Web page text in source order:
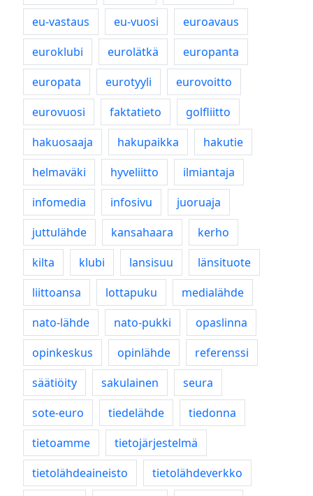
eu-vastaus
eu-vuosi
euroavaus
euroklubi
eurolätkä
europanta
europata
eurotyyli
eurovoitto
eurovuosi
faktatieto
golfliitto
hakuosaaja
hakupaikka
hakutie
helmaväki
hyveliitto
ilmiantaja
infomedia
infosivu
juoruaja
juttulähde
kansahaara
kerho
kilta
klubi lansisuu
länsituote
liittoansa
lottapuku
medialähde
nato-lähde
nato-pukki
opaslinna
opinkeskus
opinlähde
referenssi
säätiöity
sakulainen
seura
sote-euro
tiedelähde
tiedonna
tietoamme
tietojärjestelmä
tietolähdeaineisto
tietolähdeverkko